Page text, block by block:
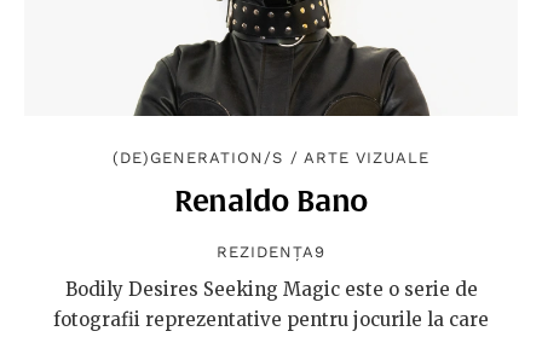
(DE)GENERATION/S / ARTE VIZUALE
Renaldo Bano
REZIDENȚA9
Bodily Desires Seeking Magic este o serie de
fotografii reprezentative pentru jocurile la care